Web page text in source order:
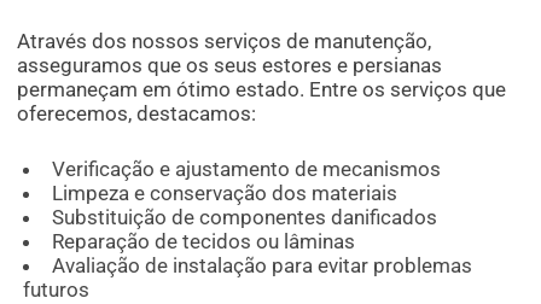
Através dos nossos serviços de manutenção,
asseguramos que os seus estores e persianas
permaneçam em ótimo estado. Entre os serviços que
oferecemos, destacamos:
Verificação e ajustamento de mecanismos
Limpeza e conservação dos materiais
Substituição de componentes danificados
Reparação de tecidos ou lâminas
Avaliação de instalação para evitar problemas
futuros